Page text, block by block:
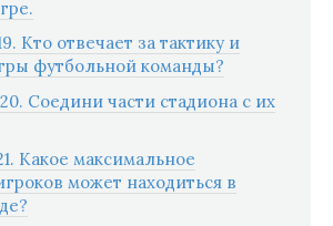
Кто отвечает за тактику и
футбольной команды?
Соедини части стадиона с их
Какое максимальное
может находиться в